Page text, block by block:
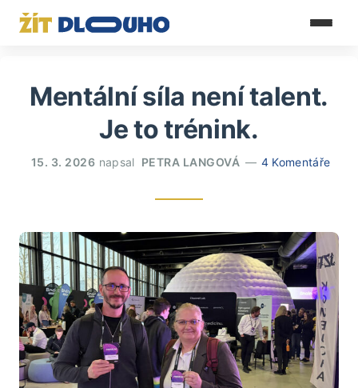
Mentální síla není talent.
Je to trénink.
15. 3. 2026 napsal PETRA LANGOVÁ 4 Komentáře